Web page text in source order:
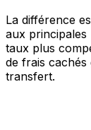
La différence
aux principales
taux plus
de frais
transfert.